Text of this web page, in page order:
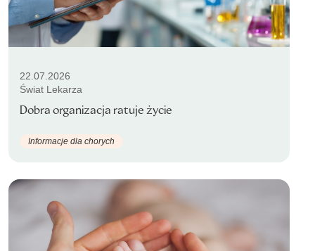
22.07.2026
Świat Lekarza
Dobra organizacja ratuje życie
Informacje dla chorych